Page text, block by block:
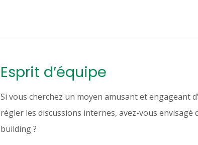
Esprit d’équipe
Si vous cherchez un moyen amusant et engageant
régler les discussions internes, avez-vous envisagé
building ?